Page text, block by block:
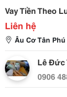
Vay Tiền Theo
Liên hệ
Âu Cơ Tân Phú
Lê Đức
0906